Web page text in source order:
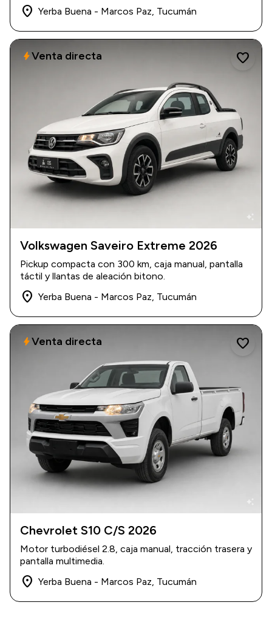
place Yerba Buena - Marcos Paz, Tucumán
auto_awesome
2026
$ 38.000.000
Volkswagen Saveiro Extreme 2026
Pickup compacta con 300 km, caja manual, pantalla
táctil y llantas de aleación bitono.
place Yerba Buena - Marcos Paz, Tucumán
favorite
boltVenta directa
2026 0 km
$ 46.000.000
Chevrolet S10 C/S 2026
Motor turbodiésel 2.8, caja manual, tracción trasera y
pantalla multimedia.
place Yerba Buena - Marcos Paz, Tucumán
favorite
boltVenta directa